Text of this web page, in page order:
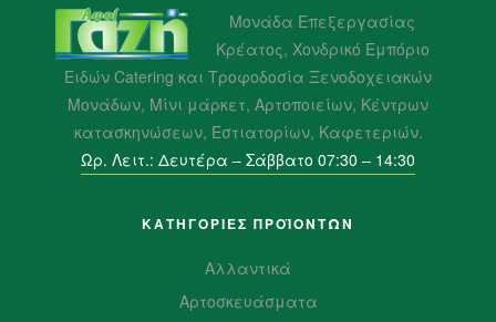
Μονάδα Επεξεργασίας
Κρέατος, Χονδρικό Εμπόριο
Ειδών Catering και Τροφοδοσία Ξενοδοχειακών
Μονάδων, Μίνι μάρκετ, Αρτοποιείων, Κέντρων
κατασκηνώσεων, Εστιατορίων, Καφετεριών.
Ωρ. Λειτ.: Δευτέρα – Σάββατο 07:30 – 14:30
ΚΑΤΗΓΟΡΙΕΣ ΠΡΟΪΌΝΤΩΝ
Αλλαντικά
Αρτοσκευάσματα